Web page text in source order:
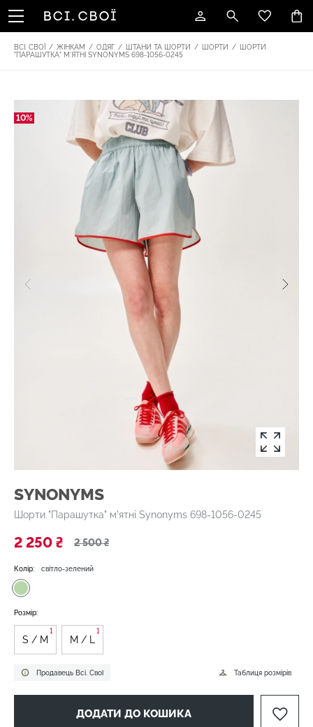
ВСІ. СВОЇ / ЖІНКАМ / ОДЯГ / ШТАНИ ТА ШОРТИ / ШОРТИ /
ШОРТИ
"ПАРАШУТКА" М'ЯТНІ SYNONYMS 698-1056-0245
10%
SYNONYMS
Шорти "Парашутка" м'ятні Synonyms 698-1056-0245
2 250 ₴ 2 500 ₴
Продавець Всі. Свої
Колір: світло-зелений
Таблиця розмірів
Розмір:
S / M
1
M / L
1
ДОДАТИ ДО КОШИКА